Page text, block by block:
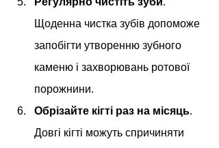
Щоденна чистка зубів допоможе
запобігти утворенню зубного
каменю і захворювань ротової
порожнини.
Обрізайте кігті раз на місяць.
Довгі кігті можуть спричиняти